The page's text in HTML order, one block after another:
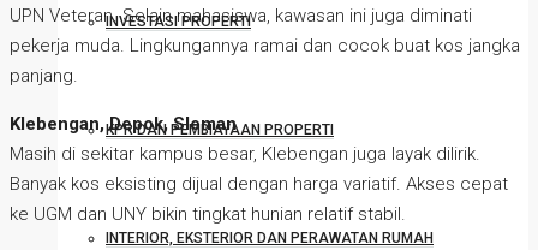
INVESTASI PROPERTI
KPR DAN PEMBIAYAAN PROPERTI
INTERIOR, EKSTERIOR DAN PERAWATAN RUMAH
UPN Veteran. Selain mahasiswa, kawasan ini juga diminati
pekerja muda. Lingkungannya ramai dan cocok buat kos jangka
panjang.
Klebengan, Depok, Sleman
Masih di sekitar kampus besar, Klebengan juga layak dilirik.
Banyak kos eksisting dijual dengan harga variatif. Akses cepat
ke UGM dan UNY bikin tingkat hunian relatif stabil.